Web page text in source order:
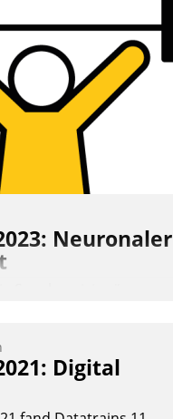
Neuronaler
fürs Quartier.
Datatrain, was es
hat.
Digital